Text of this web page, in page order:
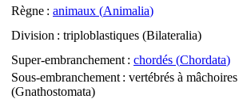
Règne : animaux (Animalia)
Division : triploblastiques (Bilateralia)
Super-embranchement : chordés (Chordata)
Sous-embranchement : vertébrés à mâchoires
(Gnathostomata)